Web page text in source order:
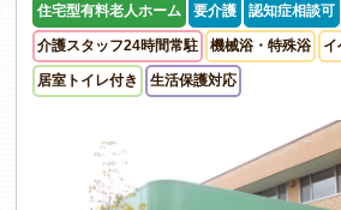
住宅型有料老人ホーム 要介護 認知症相談可
介護スタッフ24時間常駐 機械浴・特殊浴 イ
居室トイレ付き 生活保護対応